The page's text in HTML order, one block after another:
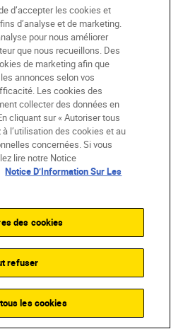
d’accepter les cookies et
d’analyse et de marketing.
pour nous améliorer
que nous recueillons. Des
de marketing afin que
annonces selon vos
Les cookies des
collecter des données en
cliquant sur « Autoriser tous
l’utilisation des cookies et au
concernées. Si vous
lire notre Notice
Notice D’Information Sur Les
des cookies
refuser
les cookies